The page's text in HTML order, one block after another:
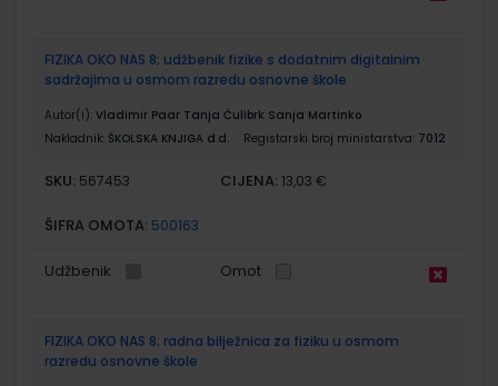
FIZIKA OKO NAS 8; udžbenik fizike s dodatnim digitalnim
sadržajima u osmom razredu osnovne škole
Autor(i): Vladimir Paar Tanja Ćulibrk Sanja Martinko
Nakladnik: ŠKOLSKA KNJIGA d.d. Registarski broj ministarstva: 7012
SKU: 567453 CIJENA: 13,03 €
ŠIFRA OMOTA: 500163
Udžbenik Omot
FIZIKA OKO NAS 8; radna bilježnica za fiziku u osmom
razredu osnovne škole